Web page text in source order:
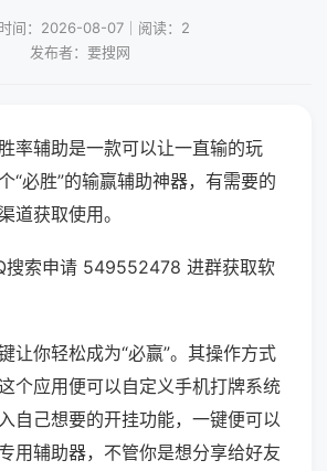
间：2026-08-07｜阅读：2
发布者：要搜网
率辅助是一款可以让一直输的玩
“必胜”的输赢辅助神器，有需要的
道获取使用。
搜索申请 549552478 进群获取软
让你轻松成为“必赢”。其操作方式
个应用便可以自定义手机打牌系统
自己想要的开挂功能，一键便可以
用辅助器，不管你是想分享给好友